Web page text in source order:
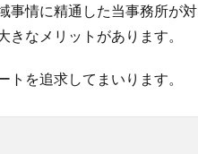
事情に精通した当事務所が対
なメリットがあります。
を追求してまいります。